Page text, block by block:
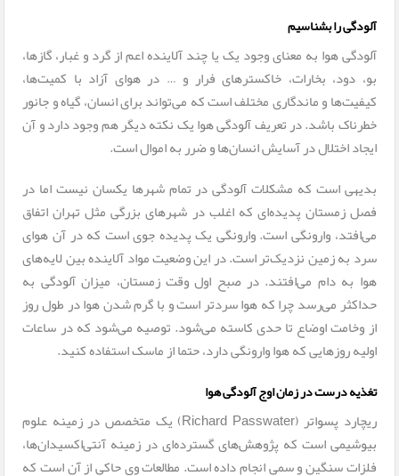
آلودگی را بشناسیم
آلودگی هوا به معنای وجود یک یا چند آلاینده اعم از گرد و غبار، گازها،
بو، دود، بخارات، خاکسترهای فرار و … در هوای آزاد با کمیت‌ها،
کیفیت‌ها و ماندگاری مختلف است که می‌تواند برای انسان، گیاه و جانور
خطرناک باشد. در تعریف آلودگی هوا یک نکته دیگر هم وجود دارد و آن
ایجاد اختلال در آسایش انسان‌ها و ضرر به اموال است.
بدیهی است که مشکلات آلودگی در تمام شهرها یکسان نیست اما در
فصل زمستان پدیده‌ای که اغلب در شهرهای بزرگی مثل تهران اتفاق
می‌افتد، وارونگی است. وارونگی یک پدیده جوی است که در آن هوای
سرد به زمین نزدیک‌تر است. در این وضعیت مواد آلاینده بین لایه‌های
هوا به دام می‌افتند. در صبح اول وقت زمستان، میزان آلودگی به
حداکثر می‌رسد چرا که هوا سردتر است و با گرم شدن هوا در طول روز
از وخامت اوضاع تا حدی کاسته می‌شود. توصیه می‌شود که در ساعات
اولیه روزهایی که هوا وارونگی دارد، حتما از ماسک استفاده کنید.
تغذیه درست در زمان اوج آلودگی هوا
ریچارد پس­واتر (Richard Passwater) یک متخصص در زمینه علوم
بیوشیمی است که پژوهش‌های گسترده‌ای در زمینه آنتی‌اکسیدان‌ها،
فلزات سنگین و سمی انجام داده است. مطالعات وی حاکی از آن است که